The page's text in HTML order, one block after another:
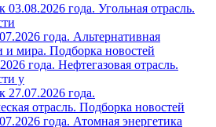
03.08.2026 года. Угольная отрасль.
года. Альтернативная
и мира. Подборка новостей
года. Нефтегазовая отрасль.
у
27.07.2026 года.
отрасль. Подборка новостей
года. Атомная энергетика